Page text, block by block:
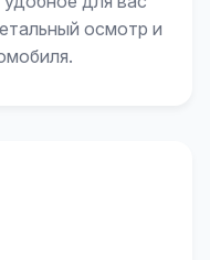
осмотр и